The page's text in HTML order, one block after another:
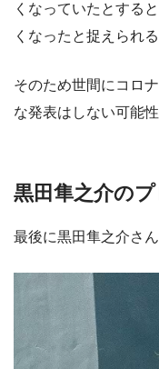
くなっていたとする
くなったと捉えられ
そのため世間にコロ
な発表はしない可能
黒田隼之介の
最後に黒田隼之介さ